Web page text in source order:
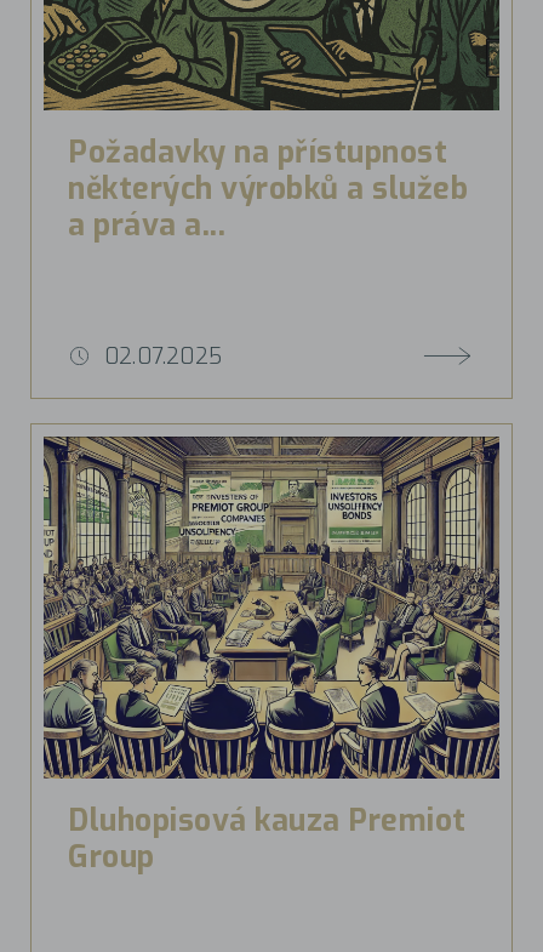
Požadavky na přístupnost
některých výrobků a služeb
a práva a...
02.07.2025
Dluhopisová kauza Premiot
Group